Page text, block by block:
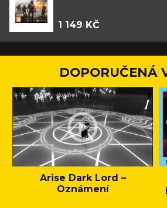
1 149 KČ
DOPORUČENÁ
Arise Dark Lord –
Oznámení